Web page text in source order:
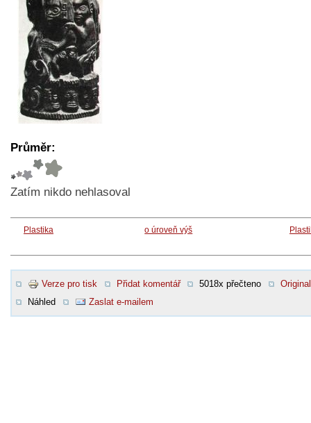
Průměr:
Zatím nikdo nehlasoval
Plastika o úroveň výš
Verze pro tisk Přidat komentář 5018x přečteno
Original
Náhled
Zaslat e-mailem